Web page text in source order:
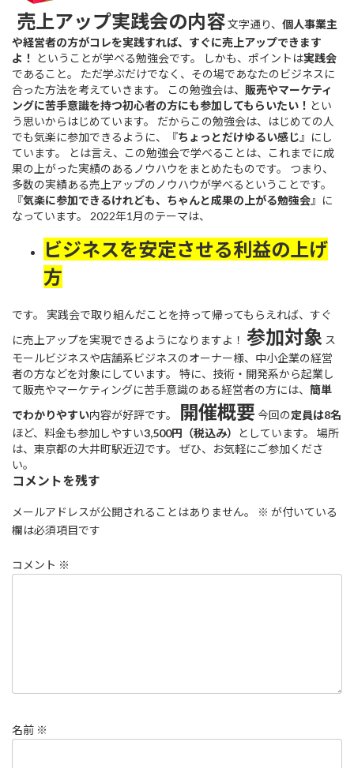
売上アップ実践会の内容文字通り、 個人事業主
や経営者の方がコレを実践すれば、すぐに売上アップできます
よ！ ということが学べる勉強会です。 しかも、ポイントは実践会
であること。 ただ学ぶだけでなく、その場であなたのビジネスに
合った方法を考えていきます。 この勉強会は、 販売やマーケティ
ングに苦手意識を持つ初心者の方にも参加してもらいたい！ とい
う思いからはじめています。 だからこの勉強会は、はじめての人
でも気楽に参加できるように、『ちょっとだけゆるい感じ 』にし
ています。 とは言え、この勉強会で学べることは、これまでに成
果の上がった実績のあるノウハウをまとめたものです。 つまり、
多数の実績ある売上アップのノウハウが学べるということです。
『気楽に参加できるけれども、ちゃんと成果の上がる勉強会』に
なっています。 2022年1月のテーマは、
ビジネスを安定させる利益の上げ
方
です。 実践会で取り組んだことを持って帰ってもらえれば、すぐ
に売上アップを実現できるようになりますよ！ 参加対象 ス
モールビジネスや店舗系ビジネスのオーナー様、中小企業の経営
者の方などを対象にしています。 特に、技術・開発系から起業し
て販売やマーケティングに苦手意識のある経営者の方には、 簡単
でわかりやすい内容が好評です。 開催概要 今回の定員は8名
ほど、料金も参加しやすい3,500円（税込み）
としています。 場所
は、東京都の大井町駅近辺です。 ぜひ、お気軽にご参加くださ
い。
コメントを残す
メールアドレスが公開されることはありません。 ※ が付いている
欄は必須項目です
コメント ※
名前 ※